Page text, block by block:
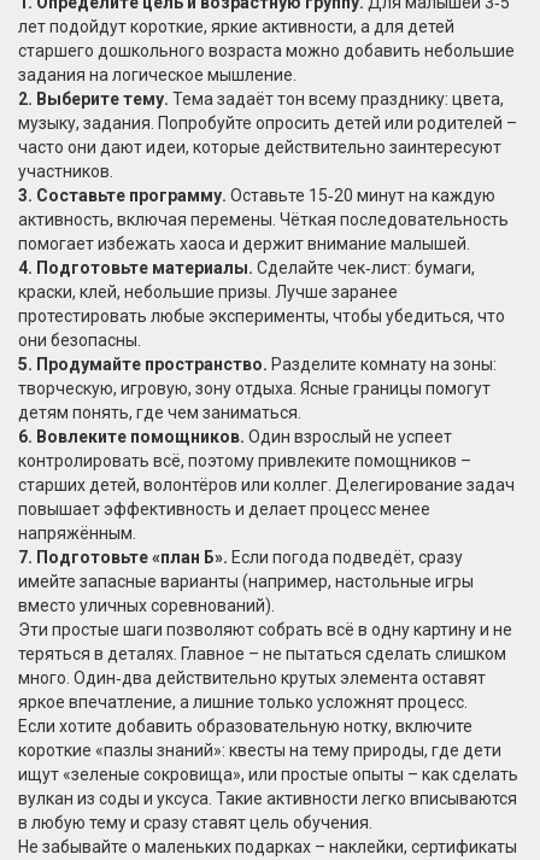
лет подойдут короткие, яркие активности, а для детей
старшего дошкольного возраста можно добавить небольшие
задания на логическое мышление.
2. Выберите тему. Тема задаёт тон всему празднику: цвета,
музыку, задания. Попробуйте опросить детей или родителей –
часто они дают идеи, которые действительно заинтересуют
участников.
3. Составьте программу. Оставьте 15‑20 минут на каждую
активность, включая перемены. Чёткая последовательность
помогает избежать хаоса и держит внимание малышей.
4. Подготовьте материалы. Сделайте чек‑лист: бумаги,
краски, клей, небольшие призы. Лучше заранее
протестировать любые эксперименты, чтобы убедиться, что
они безопасны.
5. Продумайте пространство. Разделите комнату на зоны:
творческую, игровую, зону отдыха. Ясные границы помогут
детям понять, где чем заниматься.
6. Вовлеките помощников. Один взрослый не успеет
контролировать всё, поэтому привлеките помощников –
старших детей, волонтёров или коллег. Делегирование задач
повышает эффективность и делает процесс менее
напряжённым.
7. Подготовьте «план Б». Если погода подведёт, сразу
имейте запасные варианты (например, настольные игры
вместо уличных соревнований).
Эти простые шаги позволяют собрать всё в одну картину и не
теряться в деталях. Главное – не пытаться сделать слишком
много. Один‑два действительно крутых элемента оставят
яркое впечатление, а лишние только усложнят процесс.
Если хотите добавить образовательную нотку, включите
короткие «пазлы знаний»: квесты на тему природы, где дети
ищут «зеленые сокровища», или простые опыты – как сделать
вулкан из соды и уксуса. Такие активности легко вписываются
в любую тему и сразу ставят цель обучения.
Не забывайте о маленьких подарках – наклейки, сертификаты